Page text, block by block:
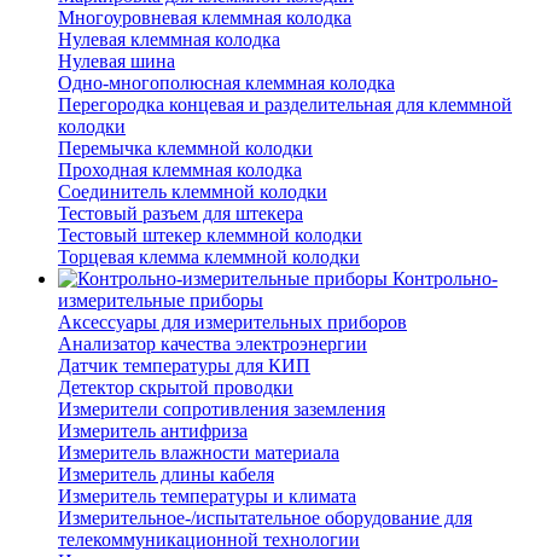
Многоуровневая клеммная колодка
Нулевая клеммная колодка
Нулевая шина
Одно-многополюсная клеммная колодка
Перегородка концевая и разделительная для клеммной
колодки
Перемычка клеммной колодки
Проходная клеммная колодка
Соединитель клеммной колодки
Тестовый разъем для штекера
Тестовый штекер клеммной колодки
Торцевая клемма клеммной колодки
Контрольно-
измерительные приборы
Аксессуары для измерительных приборов
Анализатор качества электроэнергии
Датчик температуры для КИП
Детектор скрытой проводки
Измерители сопротивления заземления
Измеритель антифриза
Измеритель влажности материала
Измеритель длины кабеля
Измеритель температуры и климата
Измерительное-/испытательное оборудование для
телекоммуникационной технологии